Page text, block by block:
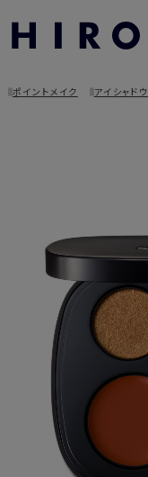
ポイントメイク アイシャドウ